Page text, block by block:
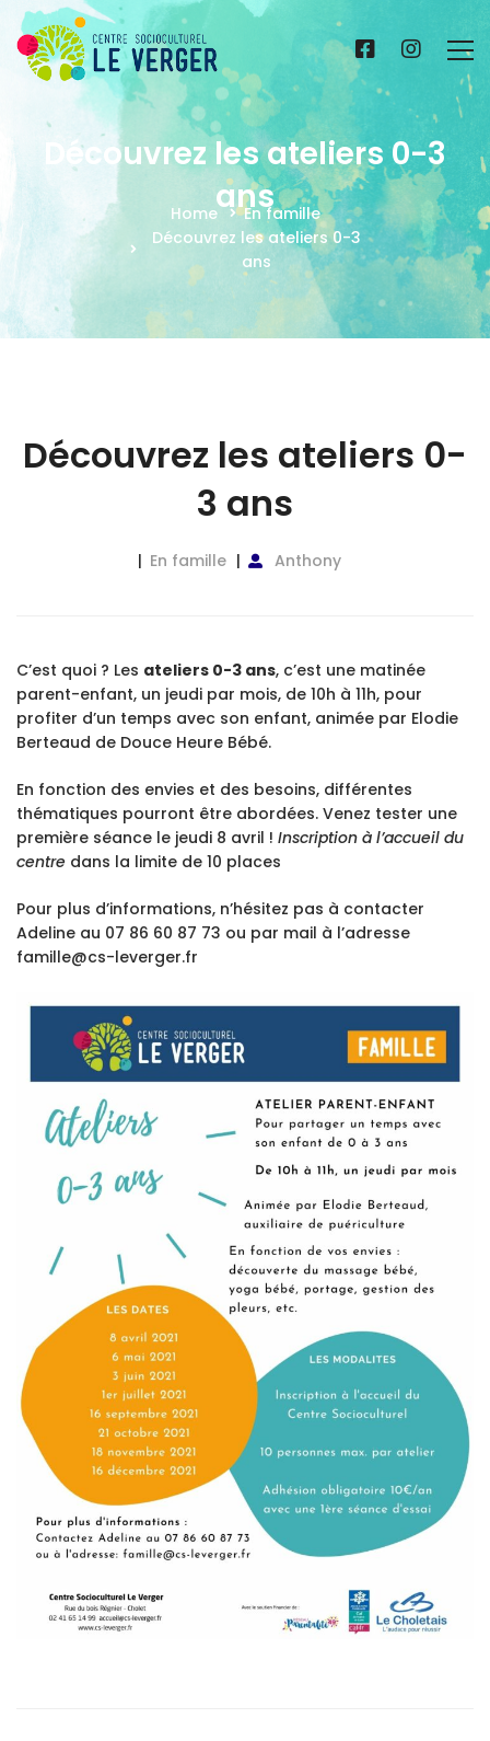
Découvrez les ateliers 0-3
ans
Home
En famille
Découvrez les ateliers 0-3
ans
Découvrez les ateliers 0-
3 ans
En famille Anthony
C’est quoi ? Les ateliers 0-3 ans, c’est une matinée
parent-enfant, un jeudi par mois, de 10h à 11h, pour
profiter d’un temps avec son enfant, animée par Elodie
Berteaud de Douce Heure Bébé.
En fonction des envies et des besoins, différentes
thématiques pourront être abordées. Venez tester une
première séance le jeudi 8 avril ! Inscription à l’accueil du
centre dans la limite de 10 places
Pour plus d’informations, n’hésitez pas à contacter
Adeline au 07 86 60 87 73 ou par mail à l’adresse
famille@cs-leverger.fr